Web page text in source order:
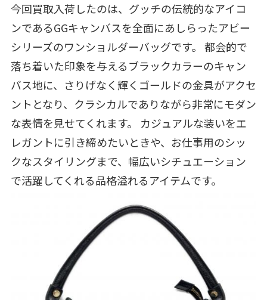
今回買取入荷したのは、グッチの伝統的なアイコ
ンであるGGキャンバスを全面にあしらったアビー
シリーズのワンショルダーバッグです。 都会的で
落ち着いた印象を与えるブラックカラーのキャン
バス地に、さりげなく輝くゴールドの金具がアクセ
ントとなり、クラシカルでありながら非常にモダン
な表情を見せてくれます。 カジュアルな装いをエ
レガントに引き締めたいときや、お仕事用のシッ
クなスタイリングまで、幅広いシチュエーション
で活躍してくれる品格溢れるアイテムです。